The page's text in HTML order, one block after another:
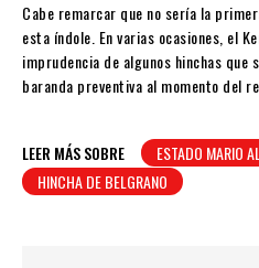
Cabe remarcar que no sería la
esta índole. En varias ocasiones, el
imprudencia de algunos hinchas que
baranda preventiva al momento del
LEER MÁS SOBRE
ESTADO MARIO
HINCHA DE BELGRANO